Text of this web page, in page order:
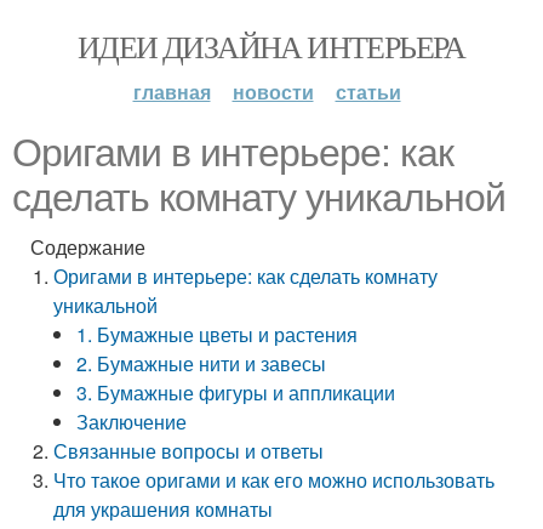
ИДЕИ ДИЗАЙНА ИНТЕРЬЕРА
главная новости статьи
Оригами в интерьере: как
сделать комнату уникальной
Содержание
Оригами в интерьере: как сделать комнату
уникальной
1. Бумажные цветы и растения
2. Бумажные нити и завесы
3. Бумажные фигуры и аппликации
Заключение
Связанные вопросы и ответы
Что такое оригами и как его можно использовать
для украшения комнаты